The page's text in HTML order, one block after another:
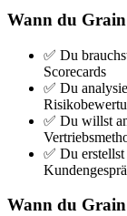
Wann du
✅ Du
Scorecards
✅ Du
✅ Du willst
✅ Du
Wann du